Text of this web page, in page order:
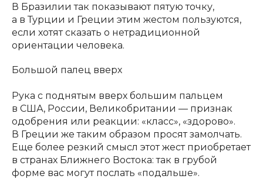
В Бразилии так показывают пятую точку,
а в Турции и Греции этим жестом пользуются,
если хотят сказать о нетрадиционной
ориентации человека.
Большой палец вверх
Рука с поднятым вверх большим пальцем
в США, России, Великобритании — признак
одобрения или реакции: «класс», «здорово».
В Греции же таким образом просят замолчать.
Еще более резкий смысл этот жест приобретает
в странах Ближнего Востока: так в грубой
форме вас могут послать «подальше».